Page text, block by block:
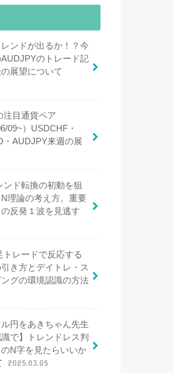
ンドが出るか！？今
のトレード記
展望について
注目通貨ペア
09~）USDCHF・
・AUDJPY来週の展
ンド転換の初動を狙
理論の考え方。重要
反発１波を見逃す
トレードで反応する
き方とデイトレ・ス
グの環境認識の方法
ル円をあきちゃん先生
で】トレンドレス判
N字を見たらいいか
2025.03.05